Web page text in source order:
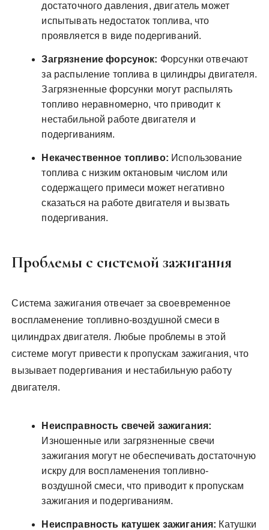
достаточного давления, двигатель может
испытывать недостаток топлива, что
проявляется в виде подергиваний.
Загрязнение форсунок: Форсунки отвечают
за распыление топлива в цилиндры двигателя.
Загрязненные форсунки могут распылять
топливо неравномерно, что приводит к
нестабильной работе двигателя и
подергиваниям.
Некачественное топливо: Использование
топлива с низким октановым числом или
содержащего примеси может негативно
сказаться на работе двигателя и вызвать
подергивания.
Проблемы с системой зажигания
Система зажигания отвечает за своевременное
воспламенение топливно-воздушной смеси в
цилиндрах двигателя. Любые проблемы в этой
системе могут привести к пропускам зажигания, что
вызывает подергивания и нестабильную работу
двигателя.
Неисправность свечей зажигания:
Изношенные или загрязненные свечи
зажигания могут не обеспечивать достаточную
искру для воспламенения топливно-
воздушной смеси, что приводит к пропускам
зажигания и подергиваниям.
Неисправность катушек зажигания: Катушки